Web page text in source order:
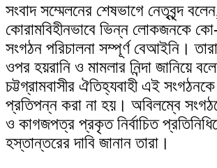
সংবাদ সম্মেলনের শেষভাগে নেতৃবৃন্দ
কোরামবিহীনভাবে ভিন্ন লোকজনকে
সংগঠন পরিচালনা সম্পূর্ণ বেআইনি। তারা
ওপর হয়রানি ও মামলার নিন্দা জানিয়ে
চট্টগ্রামবাসীর ঐতিহ্যবাহী এই
প্রতিপন্ন করা না হয়। অবিলম্বে
ও কাগজপত্র প্রকৃত নির্বাচিত
হস্তান্তরের দাবি জানান তারা।